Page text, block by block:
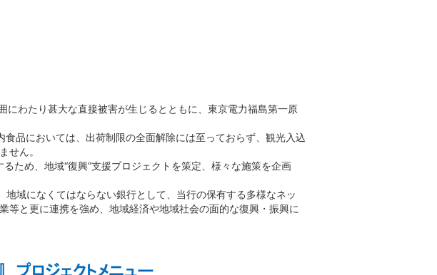
わたり甚大な直接被害が生じるとともに、東京電力福島第一原
品においては、出荷制限の全面解除には至っておらず、観光入込
せん。
ため、地域“復興”支援プロジェクトを策定、様々な施策を企画
域になくてはならない銀行として、当行の保有する多様なネッ
等と更に連携を強め、地域経済や地域社会の面的な復興・振興に